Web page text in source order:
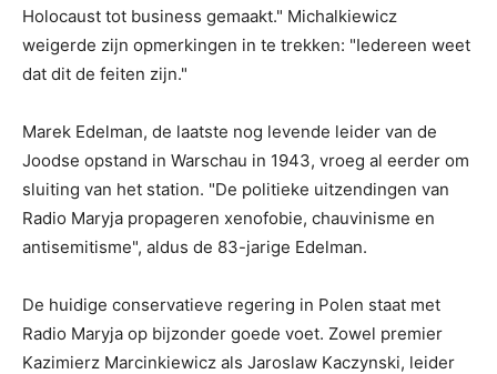
Holocaust tot business gemaakt." Michalkiewicz
weigerde zijn opmerkingen in te trekken: "Iedereen weet
dat dit de feiten zijn."
Marek Edelman, de laatste nog levende leider van de
Joodse opstand in Warschau in 1943, vroeg al eerder om
sluiting van het station. "De politieke uitzendingen van
Radio Maryja propageren xenofobie, chauvinisme en
antisemitisme", aldus de 83-jarige Edelman.
De huidige conservatieve regering in Polen staat met
Radio Maryja op bijzonder goede voet. Zowel premier
Kazimierz Marcinkiewicz als Jaroslaw Kaczynski, leider